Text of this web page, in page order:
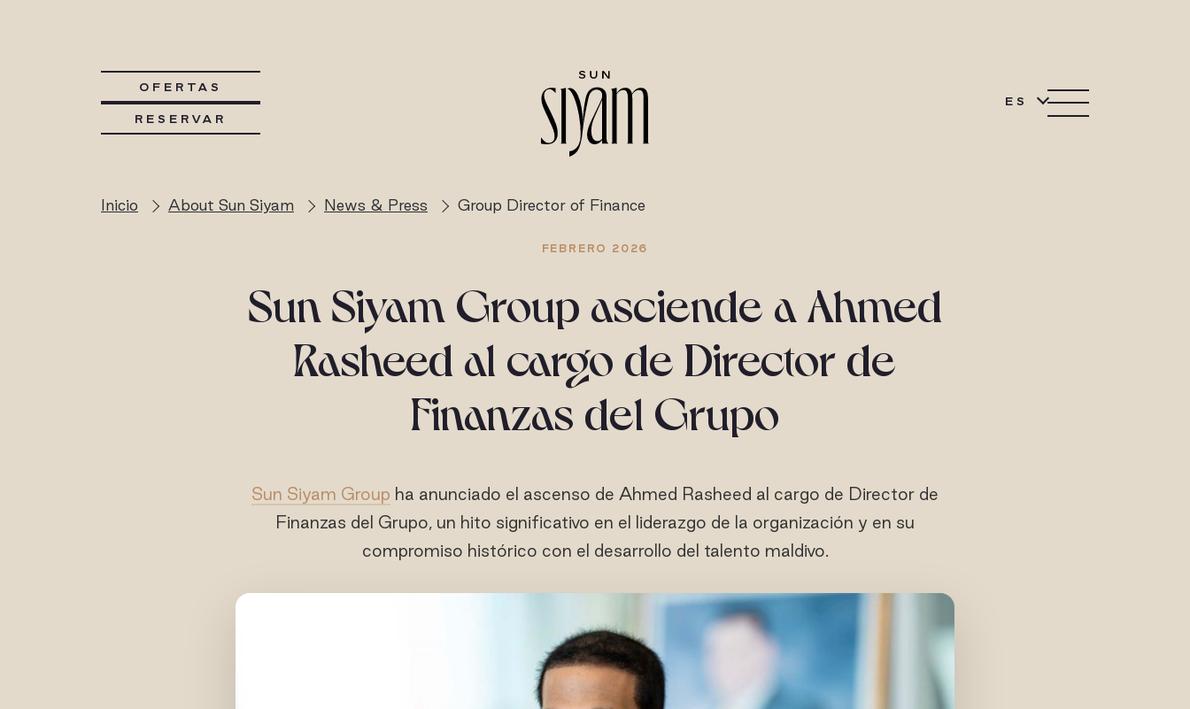
OFERTAS
RESERVAR
ES
Inicio About Sun Siyam News & Press Group Director of Finance
FEBRERO 2026
Sun Siyam Group asciende a Ahmed
Rasheed al cargo de Director de
Finanzas del Grupo
Sun Siyam Group ha anunciado el ascenso de Ahmed Rasheed al cargo de Director de
Finanzas del Grupo, un hito significativo en el liderazgo de la organización y en su
compromiso histórico con el desarrollo del talento maldivo.